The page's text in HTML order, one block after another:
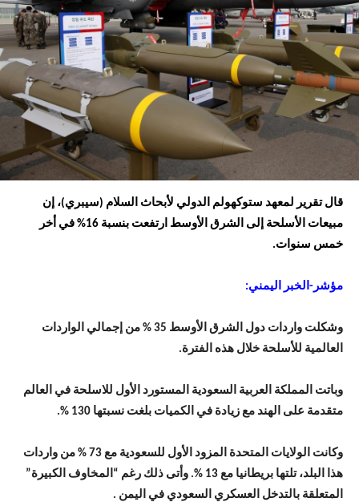
قال تقرير لمعهد ستوكهولم الدولي لأبحاث السلام (سيبري)، إن
مبيعات الأسلحة إلى الشرق الأوسط ارتفعت بنسبة 16% في أخر
خمس سنوات.
مؤشر-الخبر اليمني:
وشكلت واردات دول الشرق الأوسط 35 % من إجمالي الواردات
العالمية للأسلحة خلال هذه الفترة.
وباتت المملكة العربية السعودية المستورد الأول للاسلحة في العالم
متقدمة على الهند مع زيادة في الكميات بلغت نسبتها 130 %.
وكانت الولايات المتحدة المزود الأول للسعودية مع 73 % من واردات
هذا البلد، تلتها بريطانيا مع 13 %. وأتى ذلك رغم “المخاوف الكبيرة”
المتعلقة بالتدخل العسكري السعودي في اليمن .